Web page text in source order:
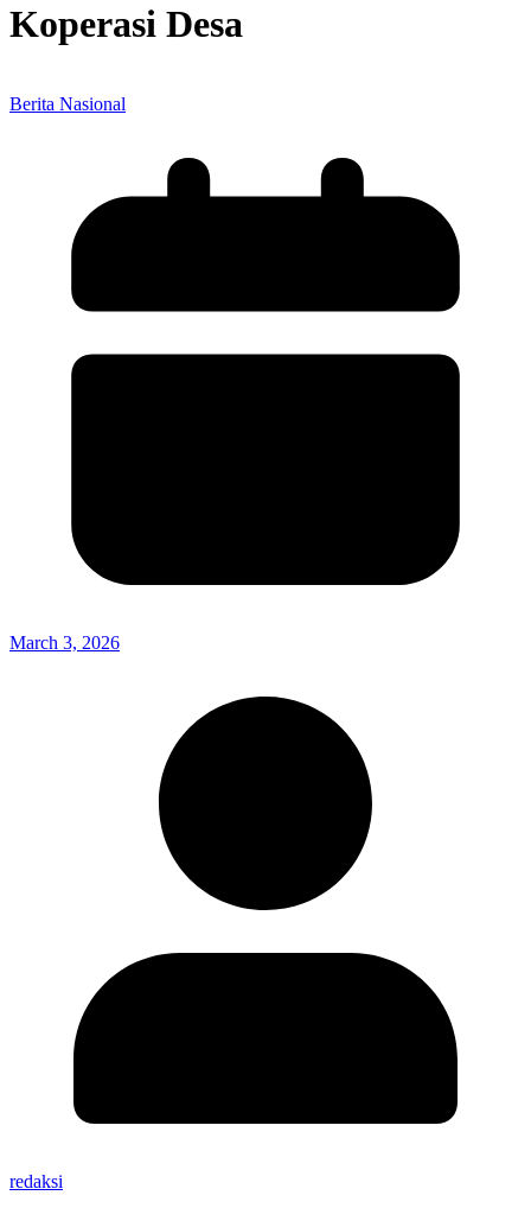
Koperasi Desa
Berita Nasional
March 3, 2026
redaksi